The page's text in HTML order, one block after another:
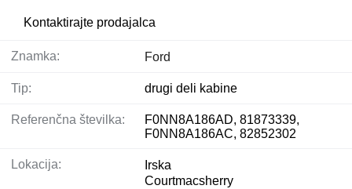
Kontaktirajte prodajalca
Znamka: Ford
Tip: drugi deli kabine
Referenčna številka:
F0NN8A186AD, 81873339,
F0NN8A186AC, 82852302
Lokacija:
Irska
Courtmacsherry